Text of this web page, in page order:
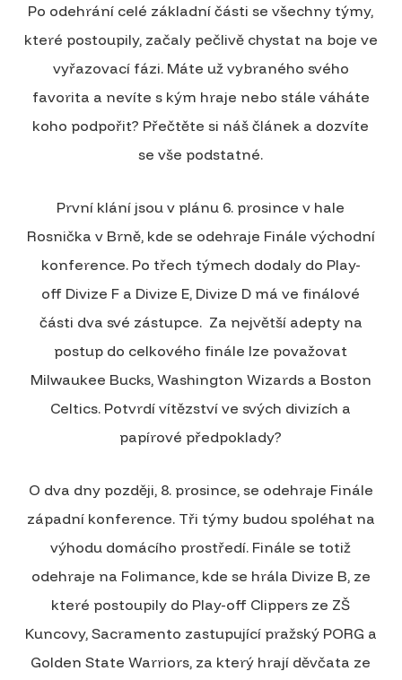
Po odehrání celé základní části se všechny týmy,
které postoupily, začaly pečlivě chystat na boje ve
vyřazovací fázi. Máte už vybraného svého
favorita a nevíte s kým hraje nebo stále váháte
koho podpořit? Přečtěte si náš článek a dozvíte
se vše podstatné.
První klání jsou v plánu 6. prosince v hale
Rosnička v Brně, kde se odehraje Finále východní
konference. Po třech týmech dodaly do Play-
off Divize F a Divize E, Divize D má ve finálové
části dva své zástupce. Za největší adepty na
postup do celkového finále lze považovat
Milwaukee Bucks, Washington Wizards a Boston
Celtics. Potvrdí vítězství ve svých divizích a
papírové předpoklady?
O dva dny později, 8. prosince, se odehraje Finále
západní konference. Tři týmy budou spoléhat na
výhodu domácího prostředí. Finále se totiž
odehraje na Folimance, kde se hrála Divize B, ze
které postoupily do Play-off Clippers ze ZŠ
Kuncovy, Sacramento zastupující pražský PORG a
Golden State Warriors, za který hrají děvčata ze